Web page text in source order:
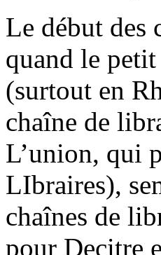
Le début des
quand le
(surtout en
chaîne de
L’union, qui
LIbraires),
chaînes de
pour Decitre